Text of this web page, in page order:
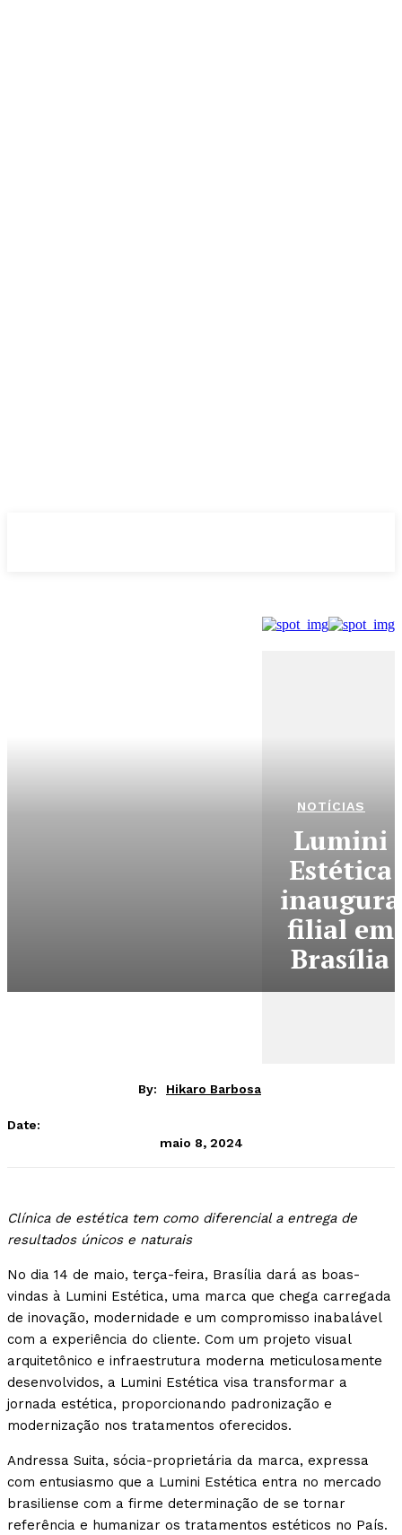
NOTÍCIAS
Lumini
Estética
inaugura
filial em
Brasília
By: Hikaro Barbosa
Date:
maio 8, 2024
Clínica de estética tem como diferencial a entrega de
resultados únicos e naturais
No dia 14 de maio, terça-feira, Brasília dará as boas-
vindas à Lumini Estética, uma marca que chega carregada
de inovação, modernidade e um compromisso inabalável
com a experiência do cliente. Com um projeto visual
arquitetônico e infraestrutura moderna meticulosamente
desenvolvidos, a Lumini Estética visa transformar a
jornada estética, proporcionando padronização e
modernização nos tratamentos oferecidos.
Andressa Suita, sócia-proprietária da marca, expressa
com entusiasmo que a Lumini Estética entra no mercado
brasiliense com a firme determinação de se tornar
referência e humanizar os tratamentos estéticos no País.